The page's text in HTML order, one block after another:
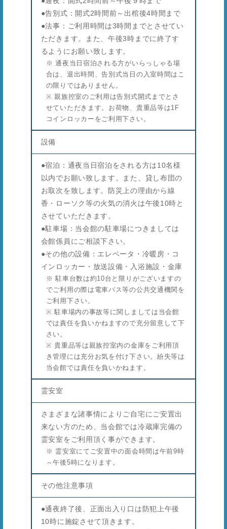
●告別式：開式2時間前～出棺後4時間まで
●法事：ご利用時間は3時間までとさせてい
ただきます。また、午後3時までに終了す
るようにお願い致します。
※ 通夜当日宿泊される方がいらっしゃる場
合は、退出時間、告別式当日の入室時間はこ
の限りではありません。
※ 親族控室のご利用は告別式開式までとさ
せていただきます。お荷物、貴重品等は1F
コインロッカーをご利用下さい。
設備
●宿泊：通夜当日宿泊をされる方は10名様
以内でお願い致します。また、貸し布団の
お取次を致します。防災上の理由から線
香・ローソク等の火気の消火は午後10時と
させていただきます。
●駐車場：当会館の駐車場につきましては
会館係員にご相談下さい。
●その他の設備：エレベータ・冷暖房・コ
インロッカー・放送設備・入浴施設・金庫
※ 駐車台数は約10台と限りがございますの
でご利用の際は電車バス等の公共交通機関を
ご利用下さい。
※ 駐車場内の事故等に関しましては当会館
では責任を負いかねますので充分留意して下
さい。
※ 貴重品等は親族控室内の金庫をご利用頂
き管理には充分お気を付け下さい。紛失等は
当会館では責任を負いかねます。
霊安室
さまざまな諸事情によりご自宅にご安置出
来ない方のため、当会館では冷蔵庫完備の
霊安室をご利用頂く事ができます。
※ 霊安室にてご安置中の面会時間は午前9時
～午後5時になります。
その他注意事項
●通夜終了後、正面出入り口は防犯上午後
10時に施錠させて頂きます。